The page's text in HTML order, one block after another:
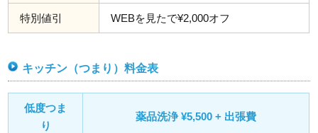
特別値引 WEBを見たで¥2,000オフ
キッチン（つまり）料金表
低度つま
り
薬品洗浄 ¥5,500 + 出張費